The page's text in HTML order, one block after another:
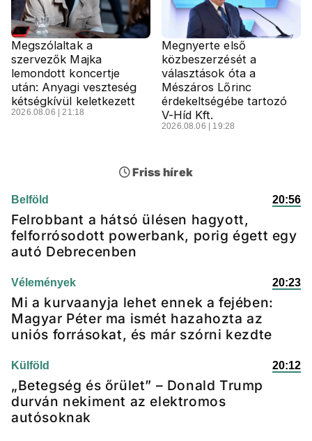
Megszólaltak a
szervezők Majka
lemondott koncertje
után: Anyagi veszteség
kétségkívül keletkezett
2026.08.06 | 21:18
Megnyerte első
közbeszerzését a
választások óta a
Mészáros Lőrinc
érdekeltségébe tartozó
V-Híd Kft.
2026.08.06 | 19:28
Friss hírek
Belföld 20:56
Felrobbant a hátsó ülésen hagyott,
felforrósodott powerbank, porig égett egy
autó Debrecenben
Vélemények 20:23
Mi a kurvaanyja lehet ennek a fejében:
Magyar Péter ma ismét hazahozta az
uniós forrásokat, és már szórni kezdte
Külföld 20:12
„Betegség és őrület” – Donald Trump
durván nekiment az elektromos
autósoknak